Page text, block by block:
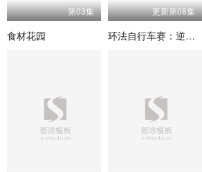
第03集
食材花园
更新第08集
环法自行车赛：逆风飞驰第二季